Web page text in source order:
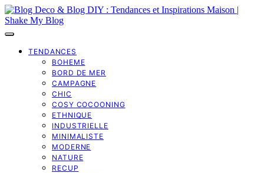
TENDANCES
BOHEME
BORD DE MER
CAMPAGNE
CHIC
COSY COCOONING
ETHNIQUE
INDUSTRIELLE
MINIMALISTE
MODERNE
NATURE
RECUP